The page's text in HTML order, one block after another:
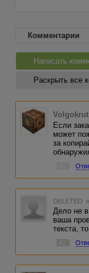
Комментарии
Написать
Раскрыть все
Volgokrut
Если
может
за
DELETED
Дело не
ваша
текста,